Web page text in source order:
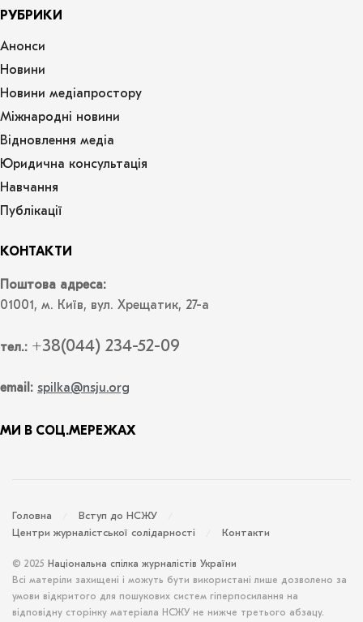
РУБРИКИ
Анонси
Новини
Новини медіапростору
Міжнародні новини
Відновлення медіа
Юридична консультація
Навчання
Публікації
КОНТАКТИ
Поштова адреса:
01001, м. Київ, вул. Хрещатик, 27-а
тел.: +38(044) 234-52-09
email: spilka@nsju.org
МИ В СОЦ.МЕРЕЖАХ
Головна
Вступ до НСЖУ
Центри журналістської солідарності
Контакти
© 2025 Національна спілка журналістів України
Всі матеріли захищені і можуть бути використані лише дозволено за
умови відкритого для пошукових систем гіперпосилання на
відповідну сторінку матеріала НСЖУ не нижче третього абзацу.